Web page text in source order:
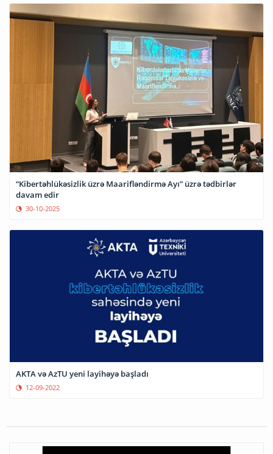
“Kibertəhlükəsizlik üzrə Maarifləndirmə Ayı” üzrə tədbirlər
davam edir
30-10-2025
AKTA və AzTU yeni layihəyə başladı
12-09-2022